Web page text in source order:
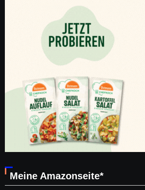
Meine Amazonseite*